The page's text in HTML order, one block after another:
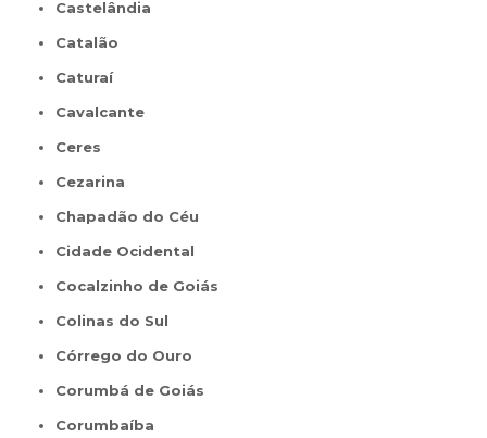
Castelândia
Catalão
Caturaí
Cavalcante
Ceres
Cezarina
Chapadão do Céu
Cidade Ocidental
Cocalzinho de Goiás
Colinas do Sul
Córrego do Ouro
Corumbá de Goiás
Corumbaíba